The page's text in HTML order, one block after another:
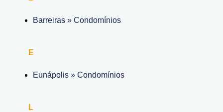
Barreiras » Condomínios
E
Eunápolis » Condomínios
L